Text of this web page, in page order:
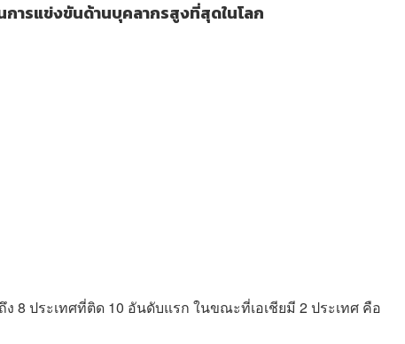
ารแข่งขันด้านบุคลากรสูงที่สุดในโลก
8 ประเทศที่ติด 10 อันดับแรก ในขณะที่เอเชียมี 2 ประเทศ คือ